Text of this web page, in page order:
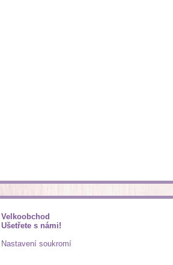
Velkoobchod
Ušetřete s námi!
Nastavení soukromí